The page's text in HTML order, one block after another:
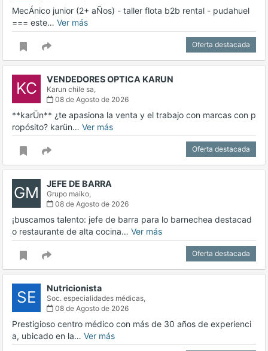
MecÁnico junior (2+ aÑos) - taller flota b2b rental - pudahuel
=== este… Ver más
Oferta destacada
KC VENDEDORES OPTICA KARUN
Karun chile sa,
08 de Agosto de 2026
**karÜn** ¿te apasiona la venta y el trabajo con marcas con p
ropósito? karün… Ver más
Oferta destacada
GM JEFE DE BARRA
Grupo maiko,
08 de Agosto de 2026
¡buscamos talento: jefe de barra para lo barnechea destacad
o restaurante de alta cocina… Ver más
Oferta destacada
SE Nutricionista
Soc. especialidades médicas,
08 de Agosto de 2026
Prestigioso centro médico con más de 30 años de experienci
a, ubicado en la… Ver más